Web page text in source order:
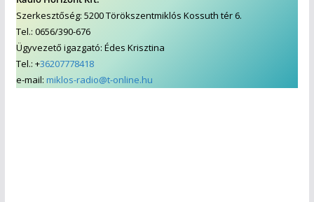
Szerkesztőség: 5200 Törökszentmiklós Kossuth tér 6.
Tel.: 0656/390-676
Ügyvezető igazgató: Édes Krisztina
Tel.: +36207778418
e-mail: miklos-radio@t-online.hu